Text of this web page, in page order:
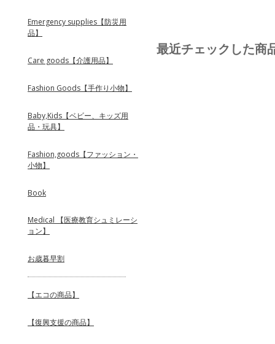
最近チェックした商
Emergency supplies【防災用
品】
Care goods【介護用品】
Fashion Goods【手作り小物】
Baby,Kids【ベビー、キッズ用
品・玩具】
Fashion,goods【ファッション・
小物】
Book
Medical 【医療教育シュミレーシ
ョン】
お歳暮早割
【エコの商品】
【復興支援の商品】